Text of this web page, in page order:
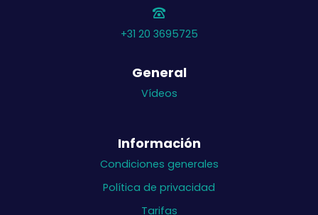
+31 20 3695725
General
Vídeos
Información
Condiciones generales
Política de privacidad
Tarifas